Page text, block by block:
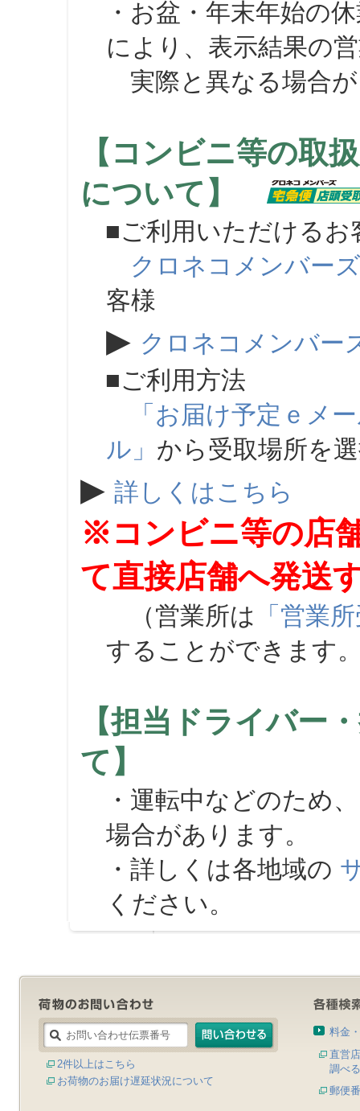
・お盆・年末年始の
により、表示結果の
実際と異なる場合が
【コンビニ等の取
について】
■ご利用いただけるお
クロネコメンバーズ
客様
▶ クロネコメンバー
■ご利用方法
「お届け予定ｅメ
ル」 から受取場所を
▶ 詳しくはこちら
※コンビニ等の店
て直接店舗へ発送
（営業所は 「営業
することができます
【担当ドライバー
て】
・運転中などのため
場合があります。
・詳しくは各地域の
ください。
2件以上はこちら
お荷物のお届け遅延状況について
料金
直営
調べる
郵便